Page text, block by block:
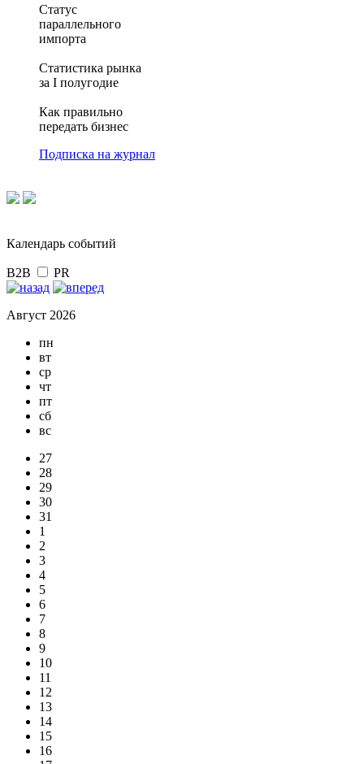
Статус
параллельного
импорта
Статистика рынка
за I полугодие
Как правильно
передать бизнес
Подписка на журнал
Календарь событий
B2B PR
Август 2026
пн
вт
ср
чт
пт
сб
вс
27
28
29
30
31
1
2
3
4
5
6
7
8
9
10
11
12
13
14
15
16